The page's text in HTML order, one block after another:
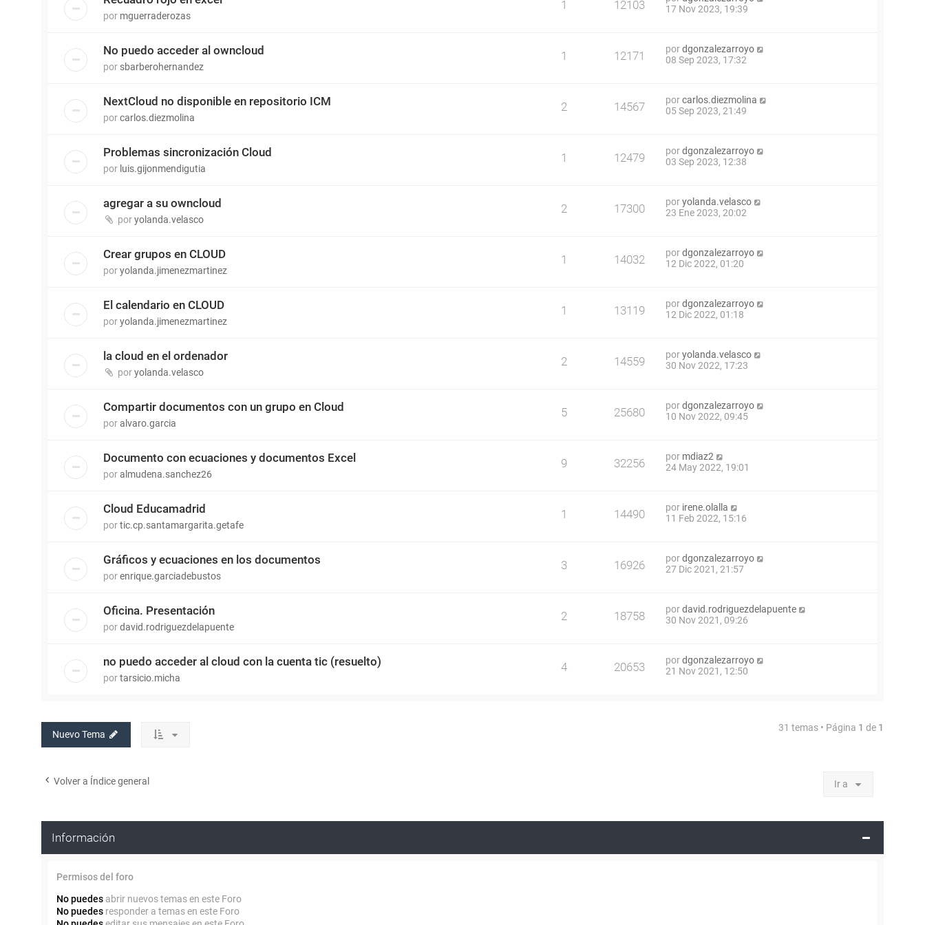
por mguerraderozas
1 12103
17 Nov 2023, 19:39
No puedo acceder al owncloud
por sbarberohernandez
1 12171 pordgonzalezarroyo
08 Sep 2023, 17:32
NextCloud no disponible en repositorio ICM
porcarlos.diezmolina
2 14567 porcarlos.diezmolina
05 Sep 2023, 21:49
Problemas sincronización Cloud
por luis.gijonmendigutia
1 12479 pordgonzalezarroyo
03 Sep 2023, 12:38
agregar a su owncloud
poryolanda.velasco
2 17300 poryolanda.velasco
23 Ene 2023, 20:02
Crear grupos en CLOUD
poryolanda.jimenezmartinez
1 14032 pordgonzalezarroyo
12 Dic 2022, 01:20
El calendario en CLOUD
poryolanda.jimenezmartinez
1 13119 pordgonzalezarroyo
12 Dic 2022, 01:18
la cloud en el ordenador
poryolanda.velasco
2 14559 poryolanda.velasco
30 Nov 2022, 17:23
Compartir documentos con un grupo en Cloud
poralvaro.garcia
5 25680 pordgonzalezarroyo
10 Nov 2022, 09:45
Documento con ecuaciones y documentos Excel
poralmudena.sanchez26
9 32256 por mdiaz2
24 May 2022, 19:01
Cloud Educamadrid
portic.cp.santamargarita.getafe
1 14490 por irene.olalla
11 Feb 2022, 15:16
Gráficos y ecuaciones en los documentos
porenrique.garciadebustos
3 16926 pordgonzalezarroyo
27 Dic 2021, 21:57
Oficina. Presentación
pordavid.rodriguezdelapuente
2 18758 pordavid.rodriguezdelapuente
30 Nov 2021, 09:26
no puedo acceder al cloud con la cuenta tic (resuelto)
portarsicio.micha
4 20653 pordgonzalezarroyo
21 Nov 2021, 12:50
Nuevo Tema
31 temas • Página 1 de 1
Volver a Índice general Ir a
Información
Permisos del foro
No puedes abrir nuevos temas en este Foro
No puedes responder a temas en este Foro